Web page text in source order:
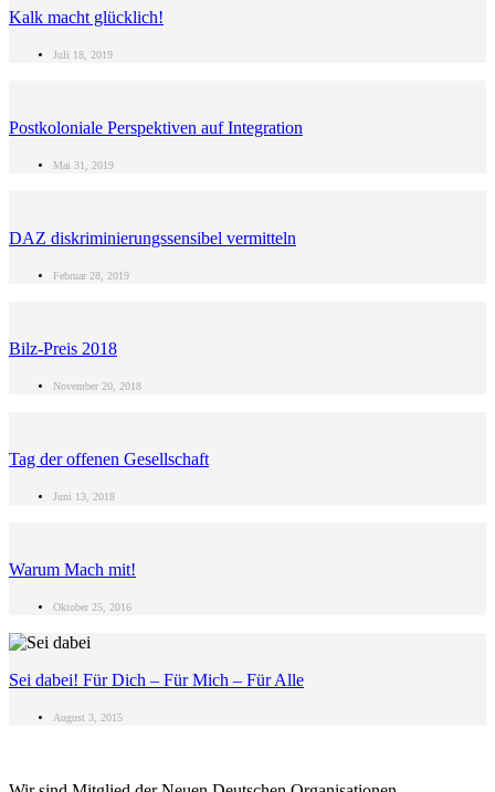
Kalk macht glücklich!
Juli 18, 2019
Postkoloniale Perspektiven auf Integration
Mai 31, 2019
DAZ diskriminierungssensibel vermitteln
Februar 28, 2019
Bilz-Preis 2018
November 20, 2018
Tag der offenen Gesellschaft
Juni 13, 2018
Warum Mach mit!
Oktober 25, 2016
Sei dabei! Für Dich – Für Mich – Für Alle
August 3, 2015